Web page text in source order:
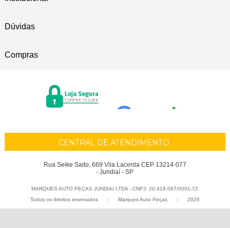
Dúvidas
Compras
CENTRAL DE ATENDIMENTO
Rua Seike Saito, 669 Vila Lacerda CEP 13214-077
- Jundiaí - SP
MARQUES AUTO PECAS JUNDIAI LTDA - CNPJ: 20.419.067/0001-72
Todos os direitos reservados
- Marques Auto Peças - 2026